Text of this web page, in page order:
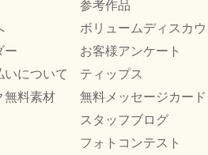
ー
いについて
無料素材
参考作品
ボリュームディスカウ
お客様アンケート
ティップス
無料メッセージカード
スタッフブログ
フォトコンテスト